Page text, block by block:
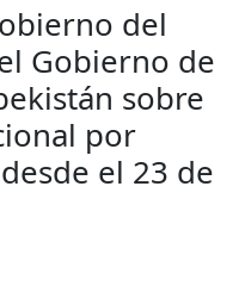
del
Gobierno de
sobre
por
el 23 de